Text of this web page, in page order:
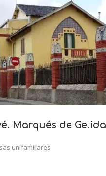
Marqués de Gelida
unifamiliares